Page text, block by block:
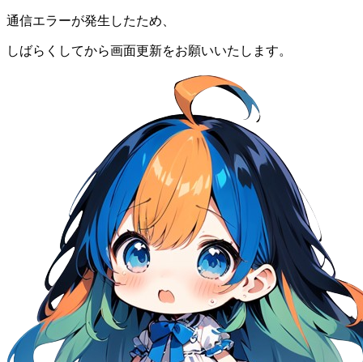
通信エラーが発生したため、
しばらくしてから画面更新をお願いいたします。